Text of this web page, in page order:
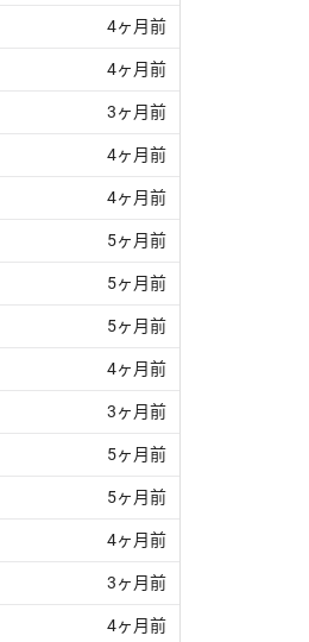
4ヶ月前
4ヶ月前
3ヶ月前
4ヶ月前
4ヶ月前
5ヶ月前
5ヶ月前
5ヶ月前
4ヶ月前
3ヶ月前
5ヶ月前
5ヶ月前
4ヶ月前
3ヶ月前
4ヶ月前